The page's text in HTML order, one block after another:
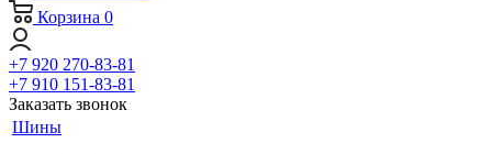
Корзина 0
+7 920 270-83-81
+7 910 151-83-81
Заказать звонок
Шины